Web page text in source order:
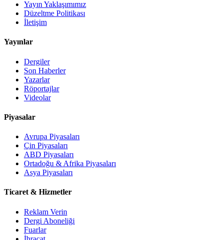
Yayın Yaklaşımımız
Düzeltme Politikası
İletişim
Yayınlar
Dergiler
Son Haberler
Yazarlar
Röportajlar
Videolar
Piyasalar
Avrupa Piyasaları
Çin Piyasaları
ABD Piyasaları
Ortadoğu & Afrika Piyasaları
Asya Piyasaları
Ticaret & Hizmetler
Reklam Verin
Dergi Aboneliği
Fuarlar